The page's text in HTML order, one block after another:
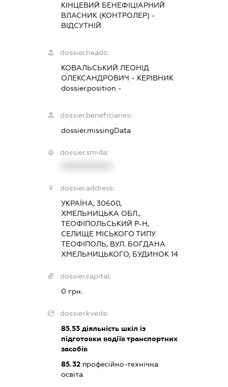
КІНЦЕВИЙ БЕНЕФІЦІАРНИЙ
ВЛАСНИК (КОНТРОЛЕР) -
ВІДСУТНІЙ
dossier.heads:
КОВАЛЬСЬКИЙ ЛЕОНІД
ОЛЕКСАНДРОВИЧ - КЕРІВНИК
dossier.position -
dossier.beneficiaries:
dossier.missingData
dossier.smida:
dossier.address:
УКРАЇНА, 30600,
ХМЕЛЬНИЦЬКА ОБЛ.,
ТЕОФІПОЛЬСЬКИЙ Р-Н,
СЕЛИЩЕ МІСЬКОГО ТИПУ
ТЕОФІПОЛЬ, ВУЛ. БОГДАНА
ХМЕЛЬНИЦЬКОГО, БУДИНОК 14
dossier.capital:
0 грн.
dossier.kveds:
85.53діяльність шкіл із
підготовки водіїв транспортних
засобів
85.32професійно-технічна
освіта